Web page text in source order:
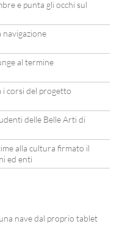
e punta gli occhi sul
navigazione
al termine
corsi del progetto
delle Belle Arti di
alla cultura firmato il
ed enti
nave dal proprio tablet